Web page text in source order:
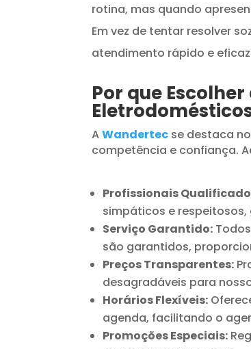
rotina, mas quando
Em vez de tentar resolver
atendimento rápido e
Por que
AWandertec se destaca
competência e confiança.
Profissionais
simpáticos e
Serviço Garantido:
são garantidos,
Preços Transparentes:
desagradáveis para
Horários Flexíveis:
agenda, facilitando o
Promoções Especiais: